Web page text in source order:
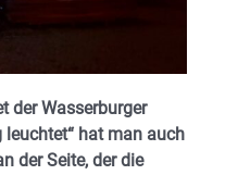
der Wasserburger
leuchtet“ hat man auch
der Seite, der die